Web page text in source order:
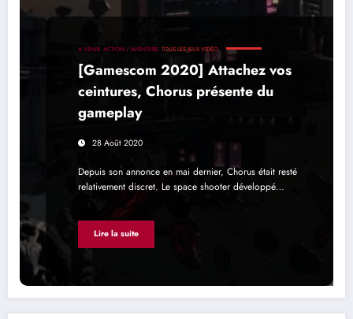
A VENIR ACTION / AVENTURE TOUS LES JEUX VIDÉO
[Gamescom 2020] Attachez vos
ceintures, Chorus présente du
gameplay
28 Août 2020
Depuis son annonce en mai dernier, Chorus était resté
relativement discret. Le space shooter développé…
Lire la suite